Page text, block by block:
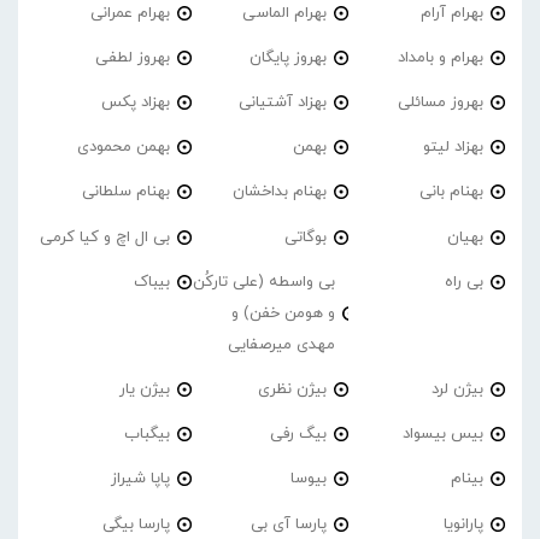
بهرام آرام بهرام الماسی بهرام عمرانی
بهرام و بامداد بهروز پایگان بهروز لطفی
بهروز مسائلی بهزاد آشتیانی بهزاد پکس
بهزاد لیتو بهمن بهمن محمودی
بهنام بانی بهنام بداخشان بهنام سلطانی
بهیان بوگاتی بی ال اچ و کیا کرمی
بی راه
بی واسطه (علی تارکُن
و هومن خفن) و
مهدی میرصفایی
بیباک
بیژن لرد بیژن نظری بیژن یار
بیس بیسواد بیگ رفی بیگباب
بینام بیوسا پاپا شیراز
پارانویا پارسا آی بی پارسا بیگی